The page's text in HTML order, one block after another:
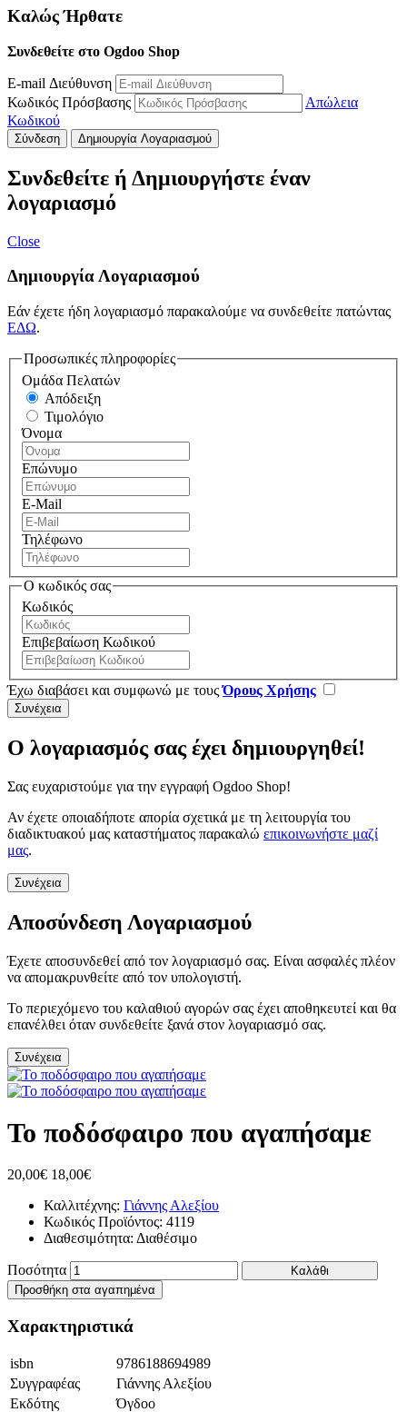
Καλώς Ήρθατε
Συνδεθείτε στο Ogdoo Shop
E-mail Διεύθυνση
Κωδικός Πρόσβασης
Απώλεια
Κωδικού
Σύνδεση Δημιουργία Λογαριασμού
Συνδεθείτε ή Δημιουργήστε έναν
λογαριασμό
Close
Δημιουργία Λογαριασμού
Εάν έχετε ήδη λογαριασμό παρακαλούμε να συνδεθείτε πατώντας
ΕΔΩ.
Προσωπικές πληροφορίες
Ομάδα Πελατών
Απόδειξη
Τιμολόγιο
Όνομα
Επώνυμο
E-Mail
Τηλέφωνο
Ο κωδικός σας
Κωδικός
Επιβεβαίωση Κωδικού
Έχω διαβάσει και συμφωνώ με τουςΌρους Χρήσης
Ο λογαριασμός σας έχει δημιουργηθεί!
Σας ευχαριστούμε για την εγγραφή Ogdoo Shop!
Αν έχετε οποιαδήποτε απορία σχετικά με τη λειτουργία του
διαδικτυακού μας καταστήματος παρακαλώ επικοινωνήστε μαζί
μας.
Συνέχεια
Αποσύνδεση Λογαριασμού
Έχετε αποσυνδεθεί από τον λογαριασμό σας. Είναι ασφαλές πλέον
να απομακρυνθείτε από τον υπολογιστή.
Το περιεχόμενο του καλαθιού αγορών σας έχει αποθηκευτεί και θα
επανέλθει όταν συνδεθείτε ξανά στον λογαριασμό σας.
Συνέχεια
Το ποδόσφαιρο που αγαπήσαμε
20,00€ 18,00€
Καλλιτέχνης: Γιάννης Αλεξίου
Κωδικός Προϊόντος: 4119
Διαθεσιμότητα: Διαθέσιμο
Ποσότητα
Καλάθι
Προσθήκη στα αγαπημένα
Χαρακτηριστικά
isbn
9786188694989
Συγγραφέας
Γιάννης Αλεξίου
Εκδότης
Όγδοο